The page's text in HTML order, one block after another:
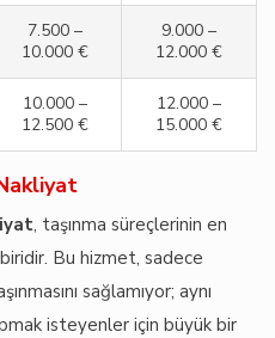
7.500 –
10.000 €
9.000 –
12.000 €
10.000 –
12.500 €
12.000 –
15.000 €
, taşınma süreçlerinin en
Bu hizmet, sadece
sağlamıyor; aynı
isteyenler için büyük bir